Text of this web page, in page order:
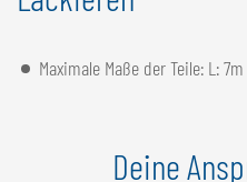
Maximale Maße der Teile: L:
Deine